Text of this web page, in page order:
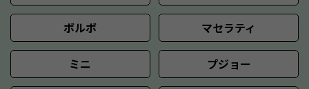
ボルボ マセラティ
ミニ プジョー